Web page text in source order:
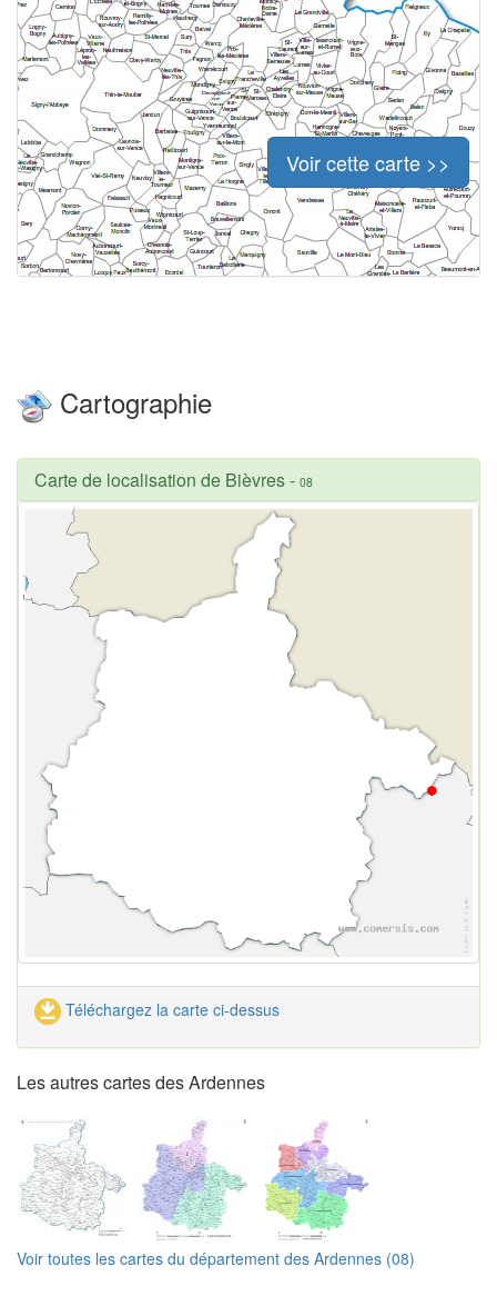
Voir cette carte >>
Cartographie
Carte de localisation de Bièvres- 08
Téléchargez la carte ci-dessus
Les autres cartes des Ardennes
Voir toutes les cartes du département des Ardennes (08)